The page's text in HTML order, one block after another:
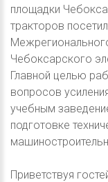
площадки
тракторов
Чебоксарского
Главной целью
вопросов
учебным
подготовке
Приветствуя